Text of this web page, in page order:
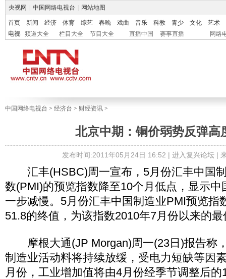
央视网 中国网络电视台 网站地图
首页 新闻 经济 体育 综艺 春晚 戏曲 音乐 科教 青少 文化
艺术
电视
频道大全 栏目大全 节目大全 直播中国 赛事直播 网络
中国网络电视台 > 经济台 > 财经资讯 >
北京中期：铜价弱势反弹高
发布时间:2011年05月24日 16:52 | 进入复兴论坛|
汇丰(HSBC)周一宣布，5月份汇丰中国
数(PMI)的预览指数降至10个月低点，显示
一步减慢。5月份汇丰中国制造业PMI预览指
51.8的终值，为该指数2010年7月份以来的
摩根大通(JP Morgan)周一(23日)报告称
制造业活动料将持续放缓，受电力短缺等因
月份，工业增加值将由4月份经季节调整后的